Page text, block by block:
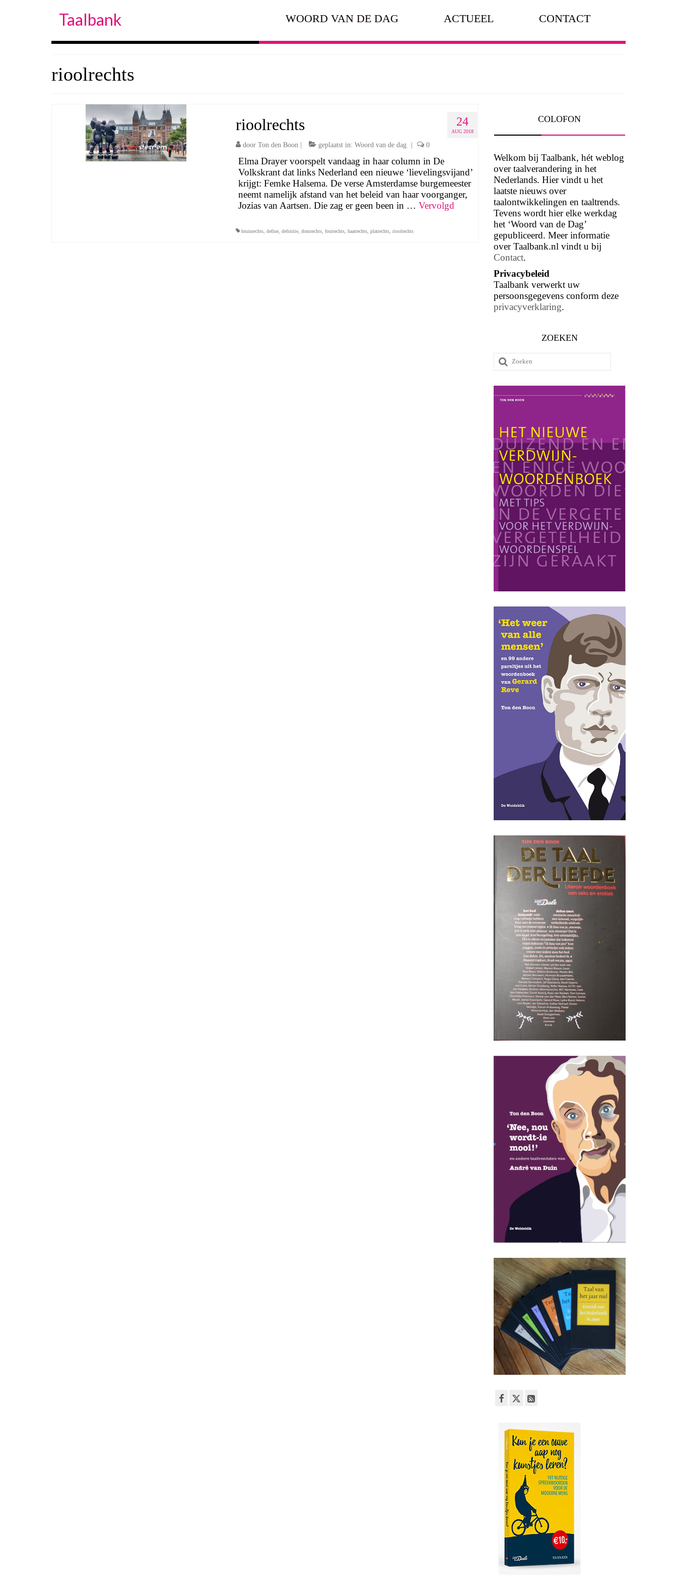
Taalbank WOORD VAN DE DAG ACTUEEL CONTACT
rioolrechts
24
AUG 2018
rioolrechts
door Ton den Boon| geplaatst in: Woord van de dag 0
Elma Drayer voorspelt vandaag in haar column in De
Volkskrant dat links Nederland een nieuwe ‘lievelingsvijand’
krijgt: Femke Halsema. De verse Amsterdamse burgemeester
neemt namelijk afstand van het beleid van haar voorganger,
Jozias van Aartsen. Die zag er geen been in … Vervolgd
bruinrechts, define, definitie, domrechts, foutrechts, haatrechts, platrechts, rioolrechts
COLOFON
Welkom bij Taalbank, hét weblog
over taalverandering in het
Nederlands. Hier vindt u het
laatste nieuws over
taalontwikkelingen en taaltrends.
Tevens wordt hier elke werkdag
het ‘Woord van de Dag’
gepubliceerd. Meer informatie
over Taalbank.nl vindt u bij
Contact.
Privacybeleid
Taalbank verwerkt uw
persoonsgegevens conform deze
privacyverklaring.
ZOEKEN
Zoeken
naar: